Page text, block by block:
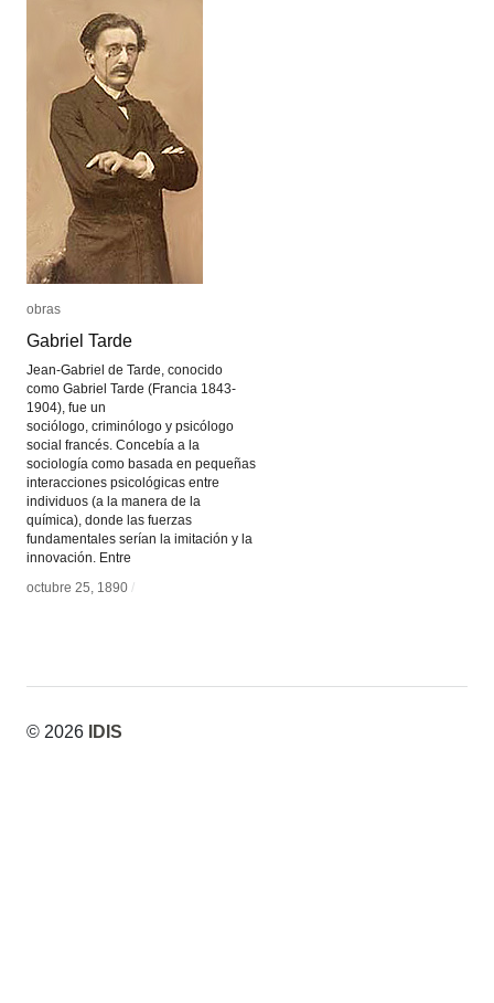
obras
Gabriel Tarde
Jean-Gabriel de Tarde, conocido
como Gabriel Tarde (Francia 1843-
1904), fue un
sociólogo, criminólogo y psicólogo
social francés. Concebía a la
sociología como basada en pequeñas
interacciones psicológicas entre
individuos (a la manera de la
química), donde las fuerzas
fundamentales serían la imitación y la
innovación. Entre
octubre 25, 1890 /
obras
Gabriel Tarde
octubre 25, 1890 /
© 2026 IDIS